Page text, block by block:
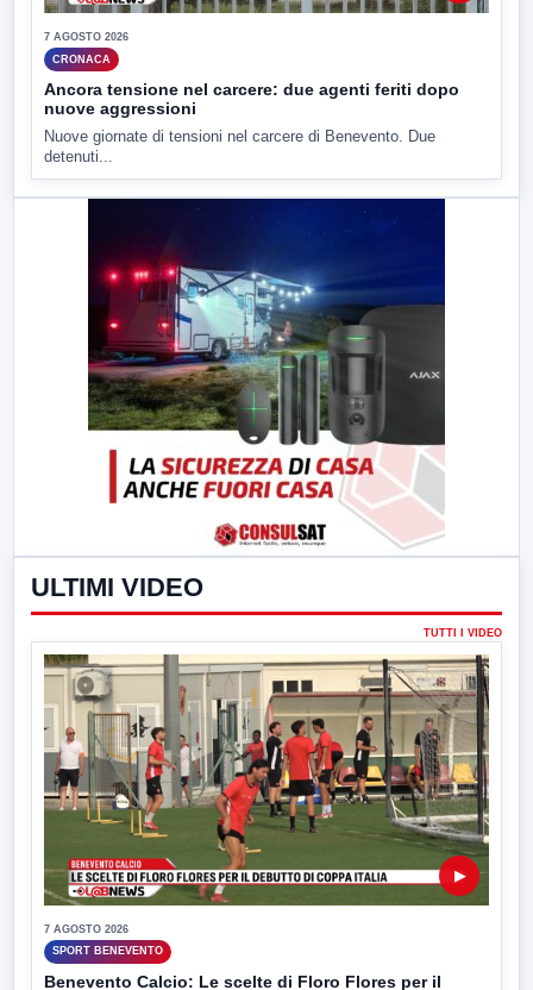
7 AGOSTO 2026
CRONACA
Ancora tensione nel carcere: due agenti feriti dopo
nuove aggressioni
Nuove giornate di tensioni nel carcere di Benevento. Due
detenuti...
ULTIMI VIDEO
TUTTI I VIDEO
▶
7 AGOSTO 2026
SPORT BENEVENTO
Benevento Calcio: Le scelte di Floro Flores per il